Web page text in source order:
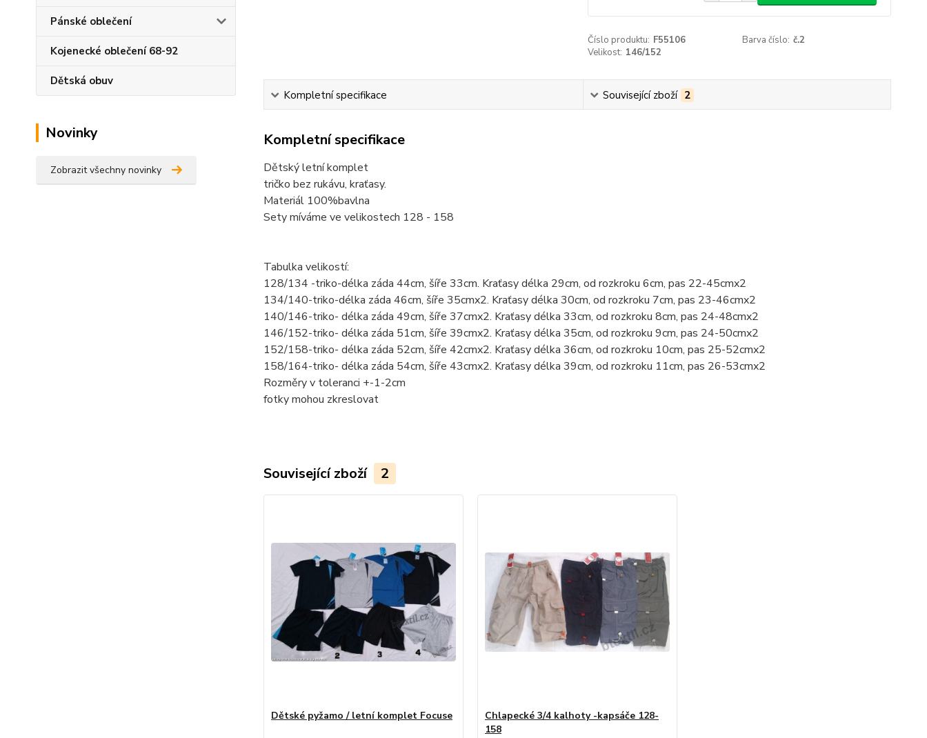
Pánské oblečení
Kojenecké oblečení 68-92
Dětská obuv
Novinky
Zobrazit všechny novinky
Číslo produktu: F55106 Barva číslo: č.2
Velikost: 146/152
Kompletní specifikace Související zboží 2
Kompletní specifikace
Dětský letní komplet
tričko bez rukávu, kraťasy.
Materiál 100%bavlna
Sety míváme ve velikostech 128 - 158
Tabulka velikostí:
128/134 -triko-délka záda 44cm, šíře 33cm. Kraťasy délka 29cm, od rozkroku 6cm, pas 22-45cmx2
134/140-triko-délka záda 46cm, šíře 35cmx2. Kraťasy délka 30cm, od rozkroku 7cm, pas 23-46cmx2
140/146-triko- délka záda 49cm, šíře 37cmx2. Kraťasy délka 33cm, od rozkroku 8cm, pas 24-48cmx2
146/152-triko- délka záda 51cm, šíře 39cmx2. Kraťasy délka 35cm, od rozkroku 9cm, pas 24-50cmx2
152/158-triko- délka záda 52cm, šíře 42cmx2. Kraťasy délka 36cm, od rozkroku 10cm, pas 25-52cmx2
158/164-triko- délka záda 54cm, šíře 43cmx2. Kraťasy délka 39cm, od rozkroku 11cm, pas 26-53cmx2
Rozměry v toleranci +-1-2cm
fotky mohou zkreslovat
Související zboží 2
Dětské pyžamo / letní komplet Focuse
Chlapecké 3/4 kalhoty -kapsáče 128-
158